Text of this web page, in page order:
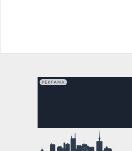
РЕКЛАМА